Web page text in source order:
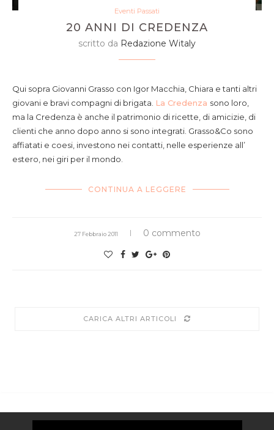
Eventi Passati
20 ANNI DI CREDENZA
scritto da Redazione Witaly
Qui sopra Giovanni Grasso con Igor Macchia, Chiara e tanti altri
giovani e bravi compagni di brigata. La Credenza sono loro,
ma la Credenza è anche il patrimonio di ricette, di amicizie, di
clienti che anno dopo anno si sono integrati. Grasso&Co sono
affiatati e coesi, investono nei contatti, nelle esperienze all’
estero, nei giri per il mondo.
CONTINUA A LEGGERE
27 Febbraio 2011 0 commento
CARICA ALTRI ARTICOLI